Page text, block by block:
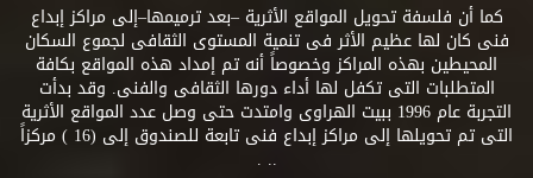
كما أن فلسفة تحويل المواقع الأثرية –بعد ترميمها–إلى مراكز إبداع
فنى كان لها عظيم الأثر فى تنمية المستوى الثقافى لجموع السكان
المحيطين بهذه المراكز وخصوصاً أنه تم إمداد هذه المواقع بكافة
المتطلبات التى تكفل لها أداء دورها الثقافى والفنى. وقد بدأت
التجربة عام 1996 ببيت الهراوى وامتدت حتى وصل عدد المواقع الأثرية
التى تم تحويلها إلى مراكز إبداع فنى تابعة للصندوق إلى (16 ) مركزاً
.. .